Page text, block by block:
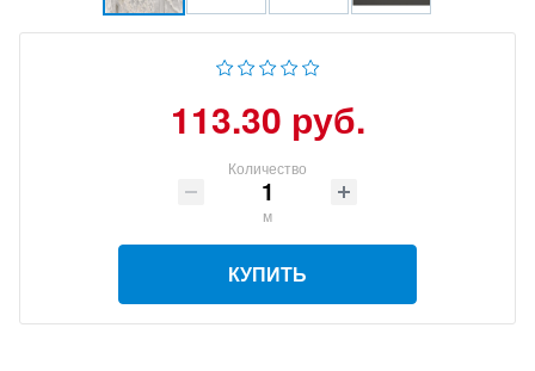
113.30 руб.
Количество
м
КУПИТЬ